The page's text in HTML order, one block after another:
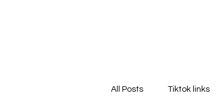
All Posts Tiktok links